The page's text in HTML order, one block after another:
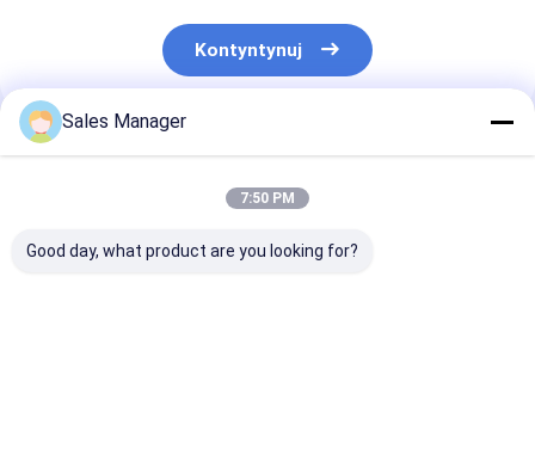
Kontyntynuj
Polecane Produkty
Sales Manager
7:50 PM
Good day, what product are you looking for?